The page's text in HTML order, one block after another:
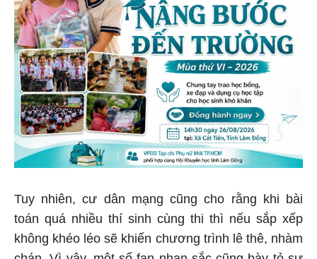
Tuy nhiên, cư dân mạng cũng cho rằng khi bài
toán quá nhiều thí sinh cùng thi thì nếu sắp xếp
không khéo léo sẽ khiến chương trình lê thê, nhàm
chán. Vì vậy, một số fan nhan sắc cũng bày tỏ sự